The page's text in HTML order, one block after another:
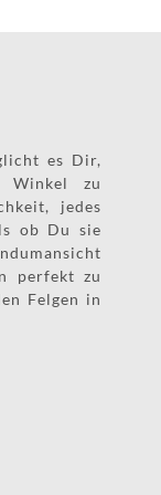
es Dir,
Winkel zu
jedes
ob Du sie
perfekt zu
Felgen in